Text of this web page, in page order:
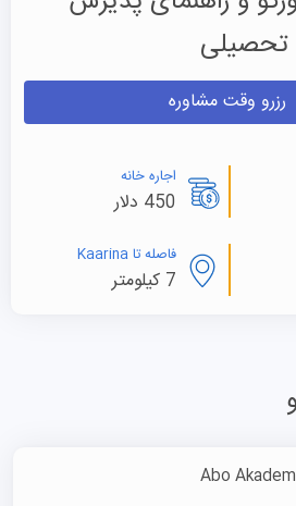
تحصیلی
رزرو وقت مشاوره
اجاره خانه
450 دلار
فاصله تا Kaarina
7 کیلومتر
Abo